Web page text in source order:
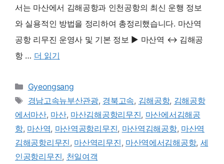
서는 마산에서 김해공항과 인천공항의 최신 운행 정보
와 실용적인 방법을 정리하여 총정리했습니다. 마산역
공항 리무진 운영사 및 기본 정보 ▶ 마산역 ↔ 김해공
항 … 더 읽기
카
테
고
리
Gyeongsang
태
그
경남고속뉴부산관광, 경북고속, 김해공항, 김해공항
에서마산, 마산, 마산김해공항리무진, 마산에서김해공
항, 마산역, 마산역공항리무진, 마산역김해공항, 마산역
김해공항리무진, 마산역리무진, 마산역에서김해공항, 세
인공항리무진, 천일여객